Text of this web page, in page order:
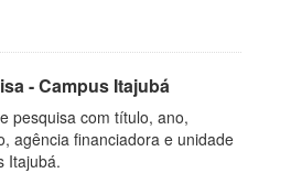
- Campus Itajubá
pesquisa com título, ano,
agência financiadora e unidade
Itajubá.